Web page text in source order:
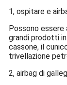
1, ospitare e
Possono essere
grandi prodotti
cassone, il
trivellazione
2, airbag di